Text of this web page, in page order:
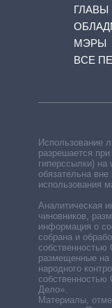
ГЛАВЫ
МЭРЫ
ВСЕ
Использование
разрешается
гиперссылки) на
обязательна вне
использования
Аналитическая
чиновников,
информация о
собрана и
размещенные на
народного
собственностью
Дело».
Материалы,